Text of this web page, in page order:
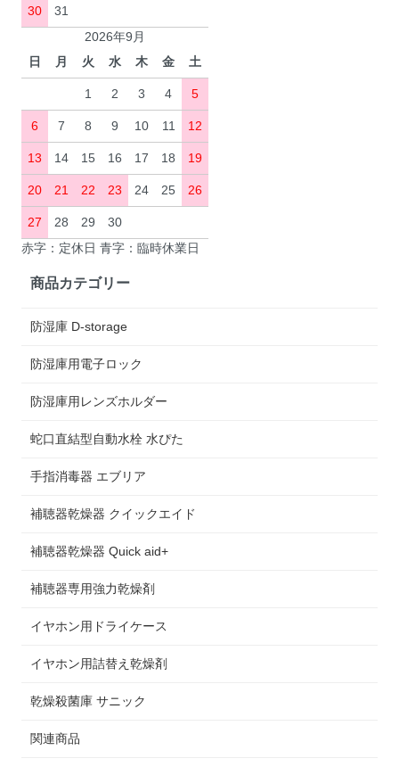
30
31
2026年9月
日
月 火 水 木 金 土
1 2 3 4 5
6 7 8 9 10 11 12
13 14 15 16 17 18 19
20 21 22 23 24 25 26
27 28 29
30
赤字：定休日 青字：臨時休業日
商品カテゴリー
防湿庫 D-storage
防湿庫用電子ロック
防湿庫用レンズホルダー
蛇口直結型自動水栓 水ぴた
手指消毒器 エブリア
補聴器乾燥器 クイックエイド
補聴器乾燥器 Quick aid+
補聴器専用強力乾燥剤
イヤホン用ドライケース
イヤホン用詰替え乾燥剤
乾燥殺菌庫 サニック
関連商品